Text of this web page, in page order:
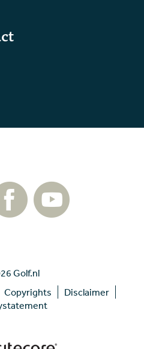
Golf.nl
Copyrights
Disclaimer